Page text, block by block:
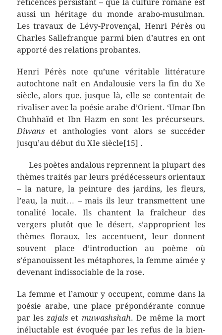
réticences persistant – que la culture romane est
aussi un héritage du monde arabo-musulman.
Les travaux de Lévy-Provençal, Henri Pérès ou
Charles Sallefranque parmi bien d’autres en ont
apporté des relations probantes.
Henri Pérès note qu’une véritable littérature
autochtone naît en Andalousie vers la fin du Xe
siècle, alors que, jusque là, elle se contentait de
rivaliser avec la poésie arabe d’Orient. ‘Umar Ibn
Chuhhaïd et Ibn Hazm en sont les précurseurs.
Diwanset anthologies vont alors se succéder
jusqu’au début du XIe siècle[15] .
Les poètes andalous reprennent la plupart des
thèmes traités par leurs prédécesseurs orientaux
– la nature, la peinture des jardins, les fleurs,
l’eau, la nuit… – mais ils leur transmettent une
tonalité locale. Ils chantent la fraîcheur des
vergers plutôt que le désert, s’approprient les
thèmes floraux, les accentuent, leur donnent
souvent place d’introduction au poème où
s’épanouissent les métaphores, la femme aimée y
devenant indissociable de la rose.
La femme et l’amour y occupent, comme dans la
poésie arabe, une place prépondérante connue
par leszajals et muwashshah. De même la mort
inéluctable est évoquée par les refus de la bien-